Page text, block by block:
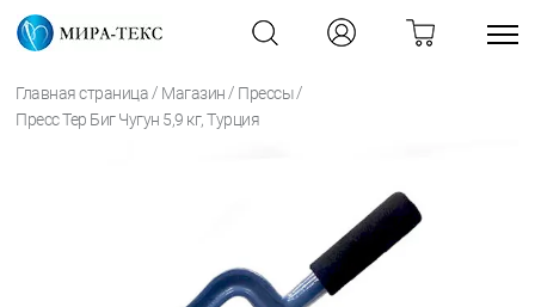
Главная страница / Магазин / Прессы /
Пресс Тер Биг Чугун 5,9 кг, Турция